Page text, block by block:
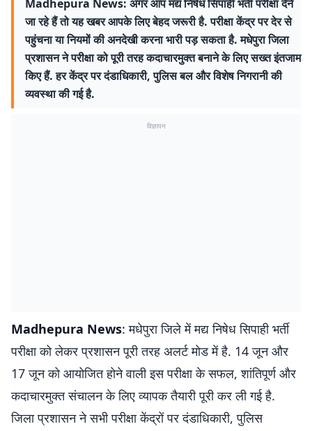
Madhepura News: अगर आप मद्य निषेध सिपाही भर्ती परीक्षा देने
जा रहे हैं तो यह खबर आपके लिए बेहद जरूरी है. परीक्षा केंद्र पर देर से
पहुंचना या नियमों की अनदेखी करना भारी पड़ सकता है. मधेपुरा जिला
प्रशासन ने परीक्षा को पूरी तरह कदाचारमुक्त बनाने के लिए सख्त इंतजाम
किए हैं. हर केंद्र पर दंडाधिकारी, पुलिस बल और विशेष निगरानी की
व्यवस्था की गई है.
विज्ञापन
Madhepura News: मधेपुरा जिले में मद्य निषेध सिपाही भर्ती
परीक्षा को लेकर प्रशासन पूरी तरह अलर्ट मोड में है. 14 जून और
17 जून को आयोजित होने वाली इस परीक्षा के सफल, शांतिपूर्ण और
कदाचारमुक्त संचालन के लिए व्यापक तैयारी पूरी कर ली गई है.
जिला प्रशासन ने सभी परीक्षा केंद्रों पर दंडाधिकारी, पुलिस